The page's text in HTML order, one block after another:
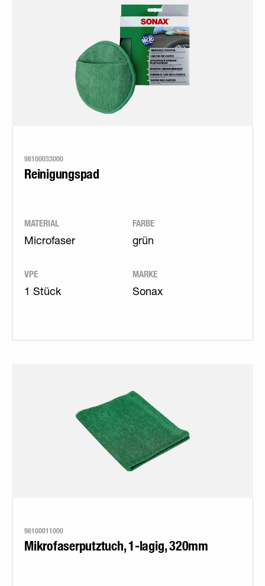
98100033000
Reinigungspad
MATERIAL
Microfaser
FARBE
grün
VPE
1 Stück
MARKE
Sonax
98100011000
Mikrofaserputztuch, 1-lagig, 320mm